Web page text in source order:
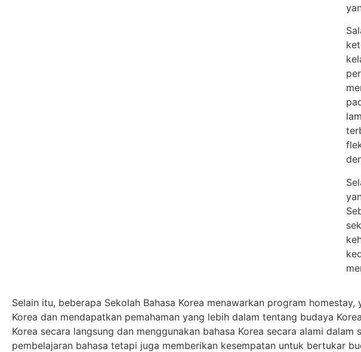
Selain itu, beberapa Sekolah Bahasa Korea menawarkan program
Korea dan mendapatkan pemahaman yang lebih dalam tentang budaya
Korea secara langsung dan menggunakan bahasa Korea secara alami
pembelajaran bahasa tetapi juga memberikan kesempatan untuk bertukar